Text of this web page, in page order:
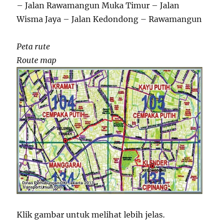
– Jalan Rawamangun Muka Timur – Jalan
Wisma Jaya – Jalan Kedondong – Rawamangun
Peta rute
Route map
Klik gambar untuk melihat lebih jelas.